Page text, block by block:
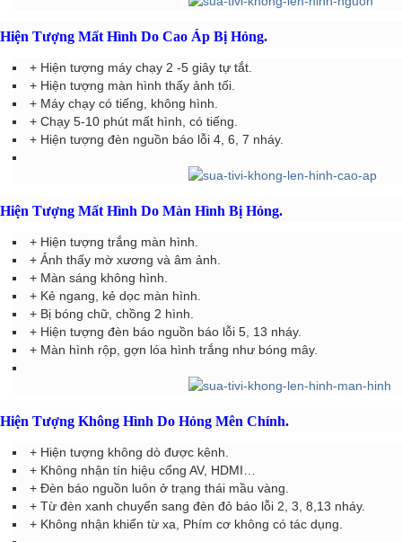
Hiện Tượng Mất Hình Do Cao Áp Bị Hỏng.
+ Hiện tượng máy chạy 2 -5 giây tự tắt.
+ Hiện tượng màn hình thấy ảnh tối.
+ Máy chạy có tiếng, không hình.
+ Chạy 5-10 phút mất hình, có tiếng.
+ Hiện tượng đèn nguồn báo lỗi 4, 6, 7 nháy.
Hiện Tượng Mất Hình Do Màn Hình Bị Hỏng.
+ Hiện tượng trắng màn hình.
+ Ảnh thấy mờ xương và âm ảnh.
+ Màn sáng không hình.
+ Kẻ ngang, kẻ dọc màn hình.
+ Bị bóng chữ, chồng 2 hình.
+ Hiện tượng đèn báo nguồn báo lỗi 5, 13 nháy.
+ Màn hình rộp, gợn lóa hình trắng như bóng mây.
Hiện Tượng Không Hình Do Hỏng Mên Chính.
+ Hiện tượng không dò được kênh.
+ Không nhận tín hiệu cổng AV, HDMI…
+ Đèn báo nguồn luôn ở trạng thái mầu vàng.
+ Từ đèn xanh chuyển sang đèn đỏ báo lỗi 2, 3, 8,13 nháy.
+ Không nhận khiển từ xa, Phím cơ không có tác dụng.